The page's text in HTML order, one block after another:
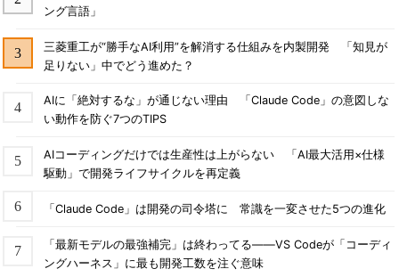
ング言語」
三菱重工が“勝手なAI利用”を解消する仕組みを内製開発 「知見が
足りない」中でどう進めた？
AIに「絶対するな」が通じない理由 「Claude Code」の意図しな
い動作を防ぐ7つのTIPS
AIコーディングだけでは生産性は上がらない 「AI最大活用×仕様
駆動」で開発ライフサイクルを再定義
「Claude Code」は開発の司令塔に 常識を一変させた5つの進化
「最新モデルの最強補完」は終わってる――VS Codeが「コーディ
ングハーネス」に最も開発工数を注ぐ意味